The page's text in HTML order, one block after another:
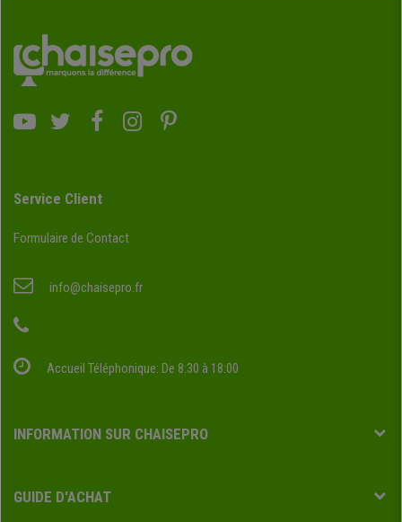
Service Client
Formulaire de Contact
info@chaisepro.fr
Accueil Téléphonique: De 8:30 à 18:00
INFORMATION SUR CHAISEPRO
GUIDE D'ACHAT